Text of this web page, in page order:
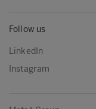
Follow us
LinkedIn
Instagram